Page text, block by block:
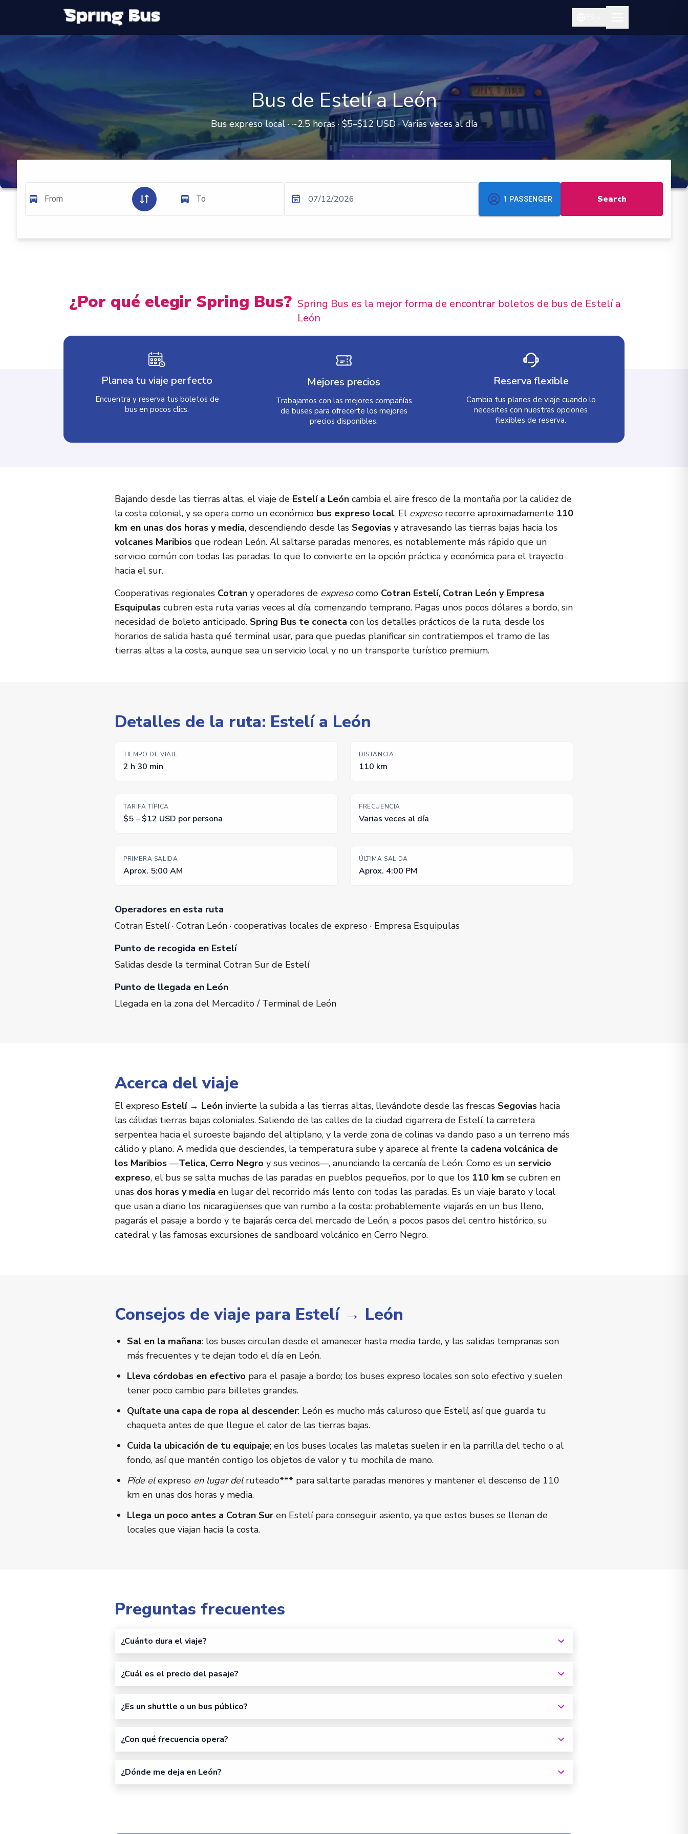
Bus de Estelí a León
Bus expreso local · ~2.5 horas · $5–$12 USD · Varias veces al día
From To 07/12/2026 1 PASSENGER Search
¿Por qué elegir Spring Bus? Spring Bus es la mejor forma de encontrar boletos de bus de Estelí a
León
Planea tu viaje perfecto
Encuentra y reserva tus boletos de
bus en pocos clics.
Mejores precios
Trabajamos con las mejores compañías
de buses para ofrecerte los mejores
precios disponibles.
Reserva flexible
Cambia tus planes de viaje cuando lo
necesites con nuestras opciones
flexibles de reserva.
Bajando desde las tierras altas, el viaje de Estelí a León cambia el aire fresco de la montaña por la calidez de
la costa colonial, y se opera como un económico bus expreso local. El expresorecorre aproximadamente 110
km en unas dos horas y media, descendiendo desde las Segovias y atravesando las tierras bajas hacia los
volcanes Maribios que rodean León. Al saltarse paradas menores, es notablemente más rápido que un
servicio común con todas las paradas, lo que lo convierte en la opción práctica y económica para el trayecto
hacia el sur.
Cooperativas regionales Cotran y operadores de expresocomo Cotran Estelí, Cotran León y Empresa
Esquipulas cubren esta ruta varias veces al día, comenzando temprano. Pagas unos pocos dólares a bordo, sin
necesidad de boleto anticipado. Spring Bus te conecta con los detalles prácticos de la ruta, desde los
horarios de salida hasta qué terminal usar, para que puedas planificar sin contratiempos el tramo de las
tierras altas a la costa, aunque sea un servicio local y no un transporte turístico premium.
Detalles de la ruta: Estelí a León
TIEMPO DE VIAJE
2 h 30 min
DISTANCIA
110 km
TARIFA TÍPICA
$5 – $12 USD por persona
FRECUENCIA
Varias veces al día
PRIMERA SALIDA
Aprox. 5:00 AM
ÚLTIMA SALIDA
Aprox. 4:00 PM
Operadores en esta ruta
Cotran Estelí · Cotran León · cooperativas locales de expreso · Empresa Esquipulas
Punto de recogida en Estelí
Salidas desde la terminal Cotran Sur de Estelí
Punto de llegada en León
Llegada en la zona del Mercadito / Terminal de León
Acerca del viaje
El expreso Estelí → León invierte la subida a las tierras altas, llevándote desde las frescas Segovias hacia
las cálidas tierras bajas coloniales. Saliendo de las calles de la ciudad cigarrera de Estelí, la carretera
serpentea hacia el suroeste bajando del altiplano, y la verde zona de colinas va dando paso a un terreno más
cálido y plano. A medida que desciendes, la temperatura sube y aparece al frente la cadena volcánica de
los Maribios —Telica, Cerro Negro y sus vecinos—, anunciando la cercanía de León. Como es un servicio
expreso, el bus se salta muchas de las paradas en pueblos pequeños, por lo que los 110 km se cubren en
unas dos horas y media en lugar del recorrido más lento con todas las paradas. Es un viaje barato y local
que usan a diario los nicaragüenses que van rumbo a la costa: probablemente viajarás en un bus lleno,
pagarás el pasaje a bordo y te bajarás cerca del mercado de León, a pocos pasos del centro histórico, su
catedral y las famosas excursiones de sandboard volcánico en Cerro Negro.
Consejos de viaje para Estelí → León
Sal en la mañana: los buses circulan desde el amanecer hasta media tarde, y las salidas tempranas son
más frecuentes y te dejan todo el día en León.
Lleva córdobas en efectivo para el pasaje a bordo; los buses expreso locales son solo efectivo y suelen
tener poco cambio para billetes grandes.
Quítate una capa de ropa al descender: León es mucho más caluroso que Estelí, así que guarda tu
chaqueta antes de que llegue el calor de las tierras bajas.
Cuida la ubicación de tu equipaje; en los buses locales las maletas suelen ir en la parrilla del techo o al
fondo, así que mantén contigo los objetos de valor y tu mochila de mano.
Pide elexpreso en lugar del ruteado*** para saltarte paradas menores y mantener el descenso de 110
km en unas dos horas y media.
Llega un poco antes a Cotran Sur en Estelí para conseguir asiento, ya que estos buses se llenan de
locales que viajan hacia la costa.
Preguntas frecuentes
¿Cuánto dura el viaje?
¿Cuál es el precio del pasaje?
¿Es un shuttle o un bus público?
¿Con qué frecuencia opera?
¿Dónde me deja en León?